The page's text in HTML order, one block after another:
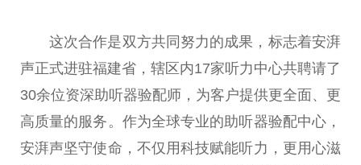
这次合作是双方共同努力的成果，标志着安湃
声正式进驻福建省，辖区内17家听力中心共聘请了
30余位资深助听器验配师，为客户提供更全面、更
高质量的服务。作为全球专业的助听器验配中心，
安湃声坚守使命，不仅用科技赋能听力，更用心滋